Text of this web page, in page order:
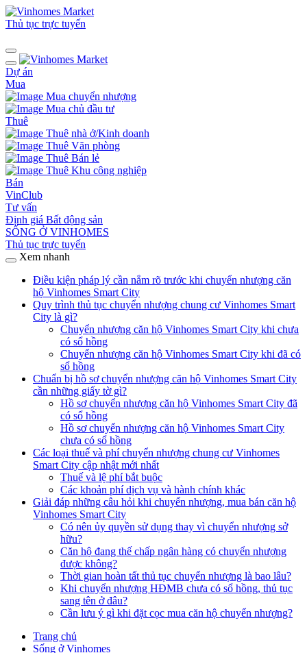
Thủ tục trực tuyến
Dự án
Mua
Mua chuyển nhượng
Mua chủ đầu tư
Thuê
Thuê nhà ở/Kinh doanh
Thuê Văn phòng
Thuê Bán lẻ
Thuê Khu công nghiệp
Bán
VinClub
Tư vấn
Định giá Bất động sản
SỐNG Ở VINHOMES
Thủ tục trực tuyến
Xem nhanh
Điều kiện pháp lý cần nắm rõ trước khi chuyển nhượng căn
hộ Vinhomes Smart City
Quy trình thủ tục chuyển nhượng chung cư Vinhomes Smart
City là gì?
Chuyển nhượng căn hộ Vinhomes Smart City khi chưa
có sổ hồng
Chuyển nhượng căn hộ Vinhomes Smart City khi đã có
sổ hồng
Chuẩn bị hồ sơ chuyển nhượng căn hộ Vinhomes Smart City
cần những giấy tờ gì?
Hồ sơ chuyển nhượng căn hộ Vinhomes Smart City đã
có sổ hồng
Hồ sơ chuyển nhượng căn hộ Vinhomes Smart City
chưa có sổ hồng
Các loại thuế và phí chuyển nhượng chung cư Vinhomes
Smart City cập nhật mới nhất
Thuế và lệ phí bắt buộc
Các khoản phí dịch vụ và hành chính khác
Giải đáp những câu hỏi khi chuyển nhượng, mua bán căn hộ
Vinhomes Smart City
Có nên ủy quyền sử dụng thay vì chuyển nhượng sở
hữu?
Căn hộ đang thế chấp ngân hàng có chuyển nhượng
được không?
Thời gian hoàn tất thủ tục chuyển nhượng là bao lâu?
Khi chuyển nhượng HĐMB chưa có sổ hồng, thủ tục
sang tên ở đâu?
Cần lưu ý gì khi đặt cọc mua căn hộ chuyển nhượng?
Trang chủ
Sống ở Vinhomes